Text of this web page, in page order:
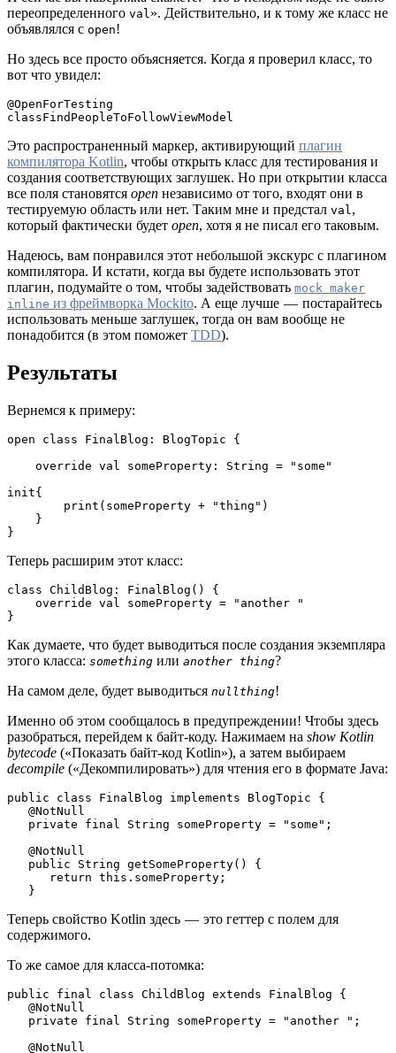
переопределенного val ». Действительно, и к тому же класс не
объявлялся с open!
Но здесь все просто объясняется. Когда я проверил класс, то
вот что увидел:
@OpenForTesting
classFindPeopleToFollowViewModel
Это распространенный маркер, активирующий плагин
компилятора Kotlin, чтобы открыть класс для тестирования и
создания соответствующих заглушек. Но при открытии класса
все поля становятся open независимо от того, входят они в
тестируемую область или нет. Таким мне и предстал val ,
который фактически будет open, хотя я не писал его таковым.
Надеюсь, вам понравился этот небольшой экскурс с плагином
компилятора. И кстати, когда вы будете использовать этот
плагин, подумайте о том, чтобы задействовать mock maker
inline из фреймворка Mockito. А еще лучше — постарайтесь
использовать меньше заглушек, тогда он вам вообще не
понадобится (в этом поможет TDD).
Результаты
Вернемся к примеру:
open class FinalBlog: BlogTopic {
init{
}
Теперь расширим этот класс:
class ChildBlog: FinalBlog() {
}
Как думаете, что будет выводиться после создания экземпляра
этого класса: something или another thing?
На самом деле, будет выводиться nullthing!
Именно об этом сообщалось в предупреждении! Чтобы здесь
разобраться, перейдем к байт-коду. Нажимаем на show Kotlin
bytecode («Показать байт-код Kotlin»), а затем выбираем
decompile («Декомпилировать») для чтения его в формате Java:
public class FinalBlog implements BlogTopic {
   }
Теперь свойство Kotlin здесь — это геттер с полем для
содержимого.
То же самое для класса-потомка:
public final class ChildBlog extends FinalBlog {